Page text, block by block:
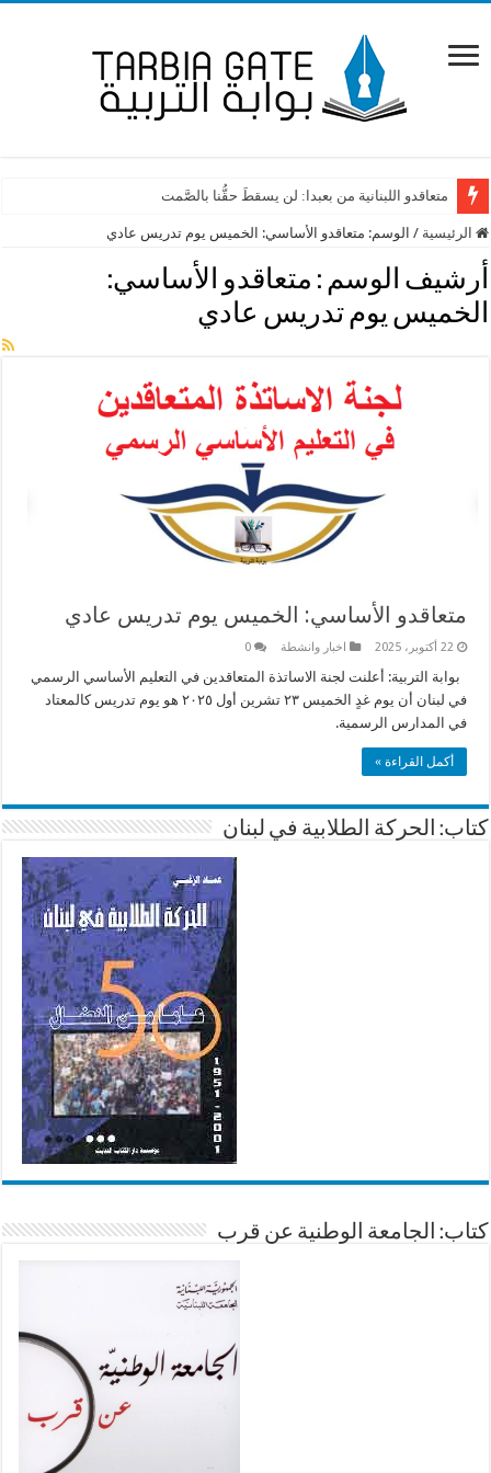
متعاقدو اللبنانية من بعبدا: لن يسقطَ حقُّنا بالصَّمت
الرئيسية / الوسم: متعاقدو الأساسي: الخميس يوم تدريس عادي
أرشيف الوسم : متعاقدو الأساسي:
الخميس يوم تدريس عادي
متعاقدو الأساسي: الخميس يوم تدريس عادي
22 أكتوبر، 2025 اخبار وانشطة 0
بوابة التربية: أعلنت لجنة الاساتذة المتعاقدين في التعليم الأساسي الرسمي
في لبنان أن يوم غدٍ الخميس ٢٣ تشرين أول ٢٠٢٥ هو يوم تدريس كالمعتاد
في المدارس الرسمية.
أكمل القراءة »
كتاب: الحركة الطلابية في لبنان
كتاب: الجامعة الوطنية عن قرب